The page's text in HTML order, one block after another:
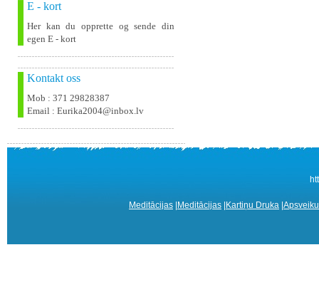
E - kort
Her kan du opprette og sende din
egen E - kort
Kontakt oss
Mob : 371 29828387
Email : Eurika2004@inbox.lv
Meditācijas Meditācijas Kartiņu Druka